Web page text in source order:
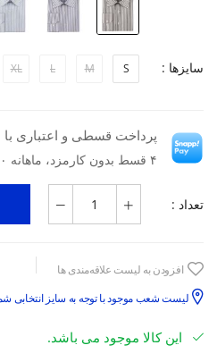
سایزها : S
M
L
XL
پرداخت قسطی و اعتباری
۴ قسط بدون کارمزد، ماهانه ۲٬۰۹۲٬۵۰۰ تومان
تعداد :
افزودن به لیست علاقه‌مندی ها
لیست شعب موجود با توجه به سایز انتخابی
این کالا موجود می باشد.